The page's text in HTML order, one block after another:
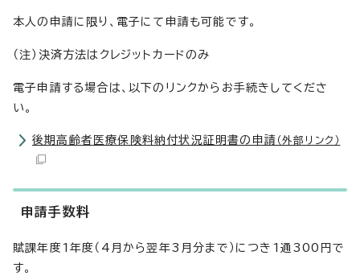
本人の申請に限り、電子にて申請も可能です。
（注）決済方法はクレジットカードのみ
電子申請する場合は、以下のリンクからお手続きしてくださ
い。
後期高齢者医療保険料納付状況証明書の申請 （外部リンク）
申請手数料
賦課年度1年度（4月から翌年3月分まで）につき1通300円で
す。